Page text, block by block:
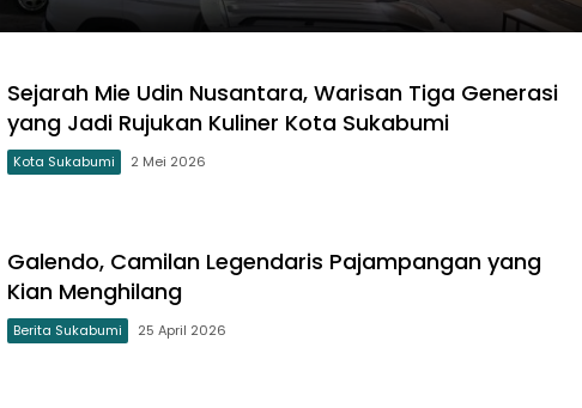
Sejarah Mie Udin Nusantara, Warisan Tiga Generasi
yang Jadi Rujukan Kuliner Kota Sukabumi
Kota Sukabumi 2 Mei 2026
Galendo, Camilan Legendaris Pajampangan yang
Kian Menghilang
Berita Sukabumi 25 April 2026